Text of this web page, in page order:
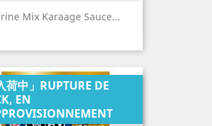
Mix Karaage Sauce...
荷中」RUPTURE DE
EN